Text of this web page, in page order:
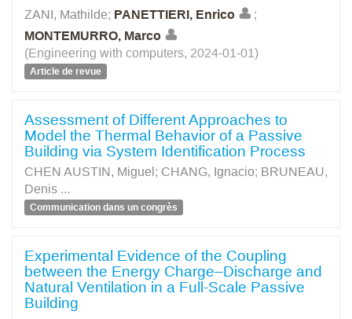
ZANI, Mathilde; PANETTIERI, Enrico
;
MONTEMURRO, Marco
(Engineering with computers, 2024-01-01)
Article de revue
Assessment of Different Approaches to
Model the Thermal Behavior of a Passive
Building via System Identification Process
CHEN AUSTIN, Miguel ; CHANG, Ignacio; BRUNEAU,
Denis ...
Communication dans un congrès
Experimental Evidence of the Coupling
between the Energy Charge–Discharge and
Natural Ventilation in a Full-Scale Passive
Building